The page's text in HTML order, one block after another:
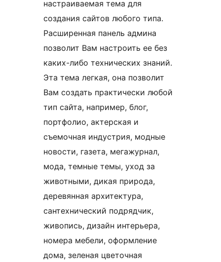
настраиваемая тема для
создания сайтов любого типа.
Расширенная панель админа
позволит Вам настроить ее без
каких-либо технических знаний.
Эта тема легкая, она позволит
Вам создать практически любой
тип сайта, например, блог,
портфолио, актерская и
съемочная индустрия, модные
новости, газета, мегажурнал,
мода, темные темы, уход за
животными, дикая природа,
деревянная архитектура,
сантехнический подрядчик,
живопись, дизайн интерьера,
номера мебели, оформление
дома, зеленая цветочная